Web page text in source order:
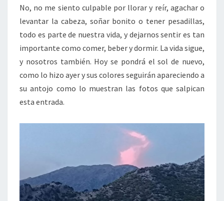
No, no me siento culpable por llorar y reír, agachar o
levantar la cabeza, soñar bonito o tener pesadillas,
todo es parte de nuestra vida, y dejarnos sentir es tan
importante como comer, beber y dormir. La vida sigue,
y nosotros también. Hoy se pondrá el sol de nuevo,
como lo hizo ayer y sus colores seguirán apareciendo a
su antojo como lo muestran las fotos que salpican
esta entrada.